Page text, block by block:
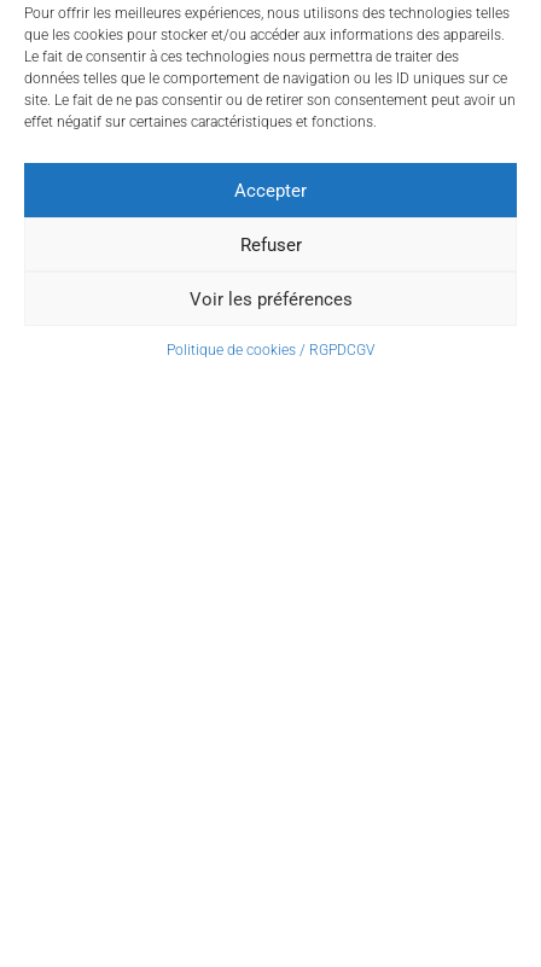
Pour offrir les meilleures expériences, nous utilisons des technologies telles
que les cookies pour stocker et/ou accéder aux informations des appareils.
Le fait de consentir à ces technologies nous permettra de traiter des
données telles que le comportement de navigation ou les ID uniques sur ce
site. Le fait de ne pas consentir ou de retirer son consentement peut avoir un
effet négatif sur certaines caractéristiques et fonctions.
Accepter
Refuser
Voir les préférences
Politique de cookies / RGPDCGV